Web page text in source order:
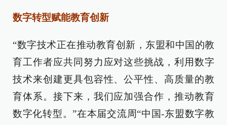
数字转型赋能教育创新
“数字技术正在推动教育创新，东盟和中国的教
育工作者应共同努力应对这些挑战，利用数字
技术来创建更具包容性、公平性、高质量的教
育体系。接下来，我们应加强合作，推动教育
数字化转型。”在本届交流周“中国-东盟数字教